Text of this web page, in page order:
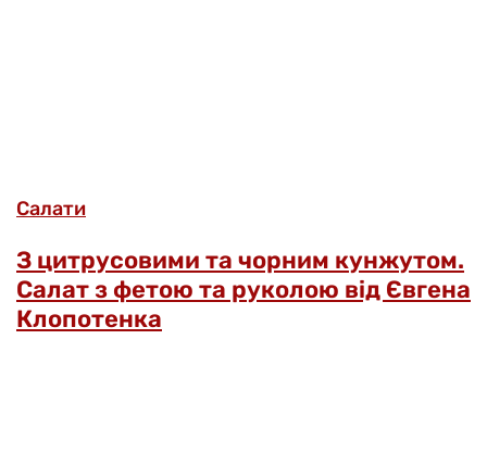
Салати
З цитрусовими та чорним кунжутом.
Салат з фетою та руколою від Євгена
Клопотенка